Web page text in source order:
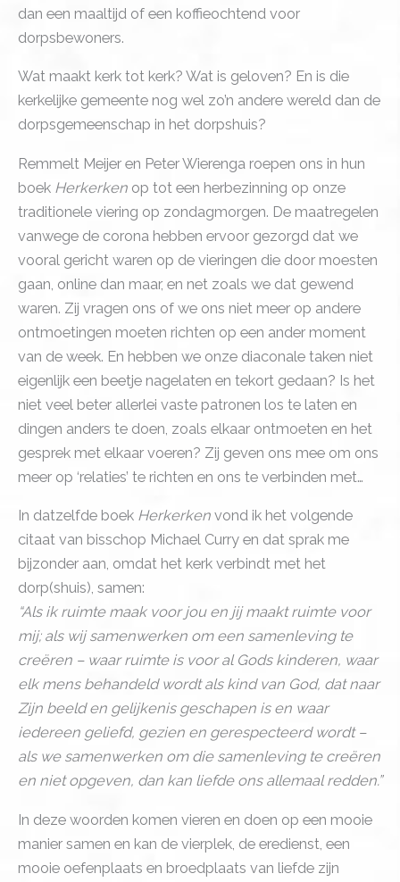
dan een maaltijd of een koffieochtend voor
dorpsbewoners.
Wat maakt kerk tot kerk? Wat is geloven? En is die
kerkelijke gemeente nog wel zo’n andere wereld dan de
dorpsgemeenschap in het dorpshuis?
Remmelt Meijer en Peter Wierenga roepen ons in hun
boek Herkerken op tot een herbezinning op onze
traditionele viering op zondagmorgen. De maatregelen
vanwege de corona hebben ervoor gezorgd dat we
vooral gericht waren op de vieringen die door moesten
gaan, online dan maar, en net zoals we dat gewend
waren. Zij vragen ons of we ons niet meer op andere
ontmoetingen moeten richten op een ander moment
van de week. En hebben we onze diaconale taken niet
eigenlijk een beetje nagelaten en tekort gedaan? Is het
niet veel beter allerlei vaste patronen los te laten en
dingen anders te doen, zoals elkaar ontmoeten en het
gesprek met elkaar voeren? Zij geven ons mee om ons
meer op ‘relaties’ te richten en ons te verbinden met…
In datzelfde boek Herkerken vond ik het volgende
citaat van bisschop Michael Curry en dat sprak me
bijzonder aan, omdat het kerk verbindt met het
dorp(shuis), samen:
“Als ik ruimte maak voor jou en jij maakt ruimte voor
mij; als wij samenwerken om een samenleving te
creëren – waar ruimte is voor al Gods kinderen, waar
elk mens behandeld wordt als kind van God, dat naar
Zijn beeld en gelijkenis geschapen is en waar
iedereen geliefd, gezien en gerespecteerd wordt –
als we samenwerken om die samenleving te creëren
en niet opgeven, dan kan liefde ons allemaal redden.”
In deze woorden komen vieren en doen op een mooie
manier samen en kan de vierplek, de eredienst, een
mooie oefenplaats en broedplaats van liefde zijn